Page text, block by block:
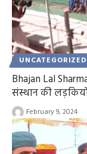
UNCATEGORIZED
Bhajan Lal
संस्थान की
February 9, 2024